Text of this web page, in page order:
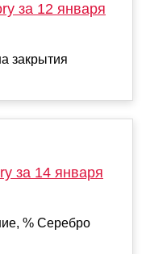
за 12 января
закрытия
за 14 января
% Серебро